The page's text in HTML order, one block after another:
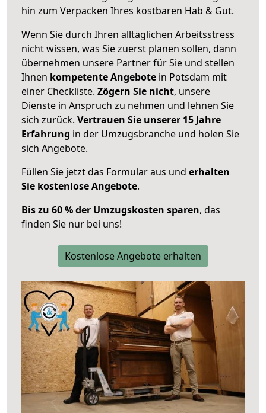
hin zum Verpacken Ihres kostbaren Hab & Gut.
Wenn Sie durch Ihren alltäglichen Arbeitsstress
nicht wissen, was Sie zuerst planen sollen, dann
übernehmen unsere Partner für Sie und stellen
Ihnen kompetente Angebote in Potsdam mit
einer Checkliste. Zögern Sie nicht, unsere
Dienste in Anspruch zu nehmen und lehnen Sie
sich zurück. Vertrauen Sie unserer 15 Jahre
Erfahrung in der Umzugsbranche und holen Sie
sich Angebote.
Füllen Sie jetzt das Formular aus und erhalten
Sie kostenlose Angebote.
Bis zu 60 % der Umzugskosten sparen, das
finden Sie nur bei uns!
Kostenlose Angebote erhalten